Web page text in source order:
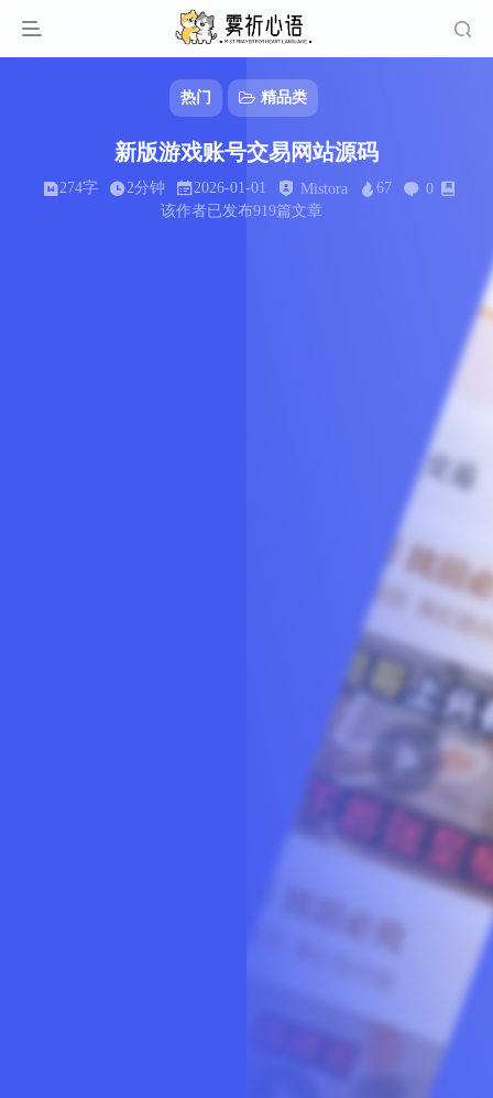
热门 精品类
新版游戏账号交易网站源码
274字 2分钟 2026-01-01 Mistora 67
0
该作者已发布919篇文章